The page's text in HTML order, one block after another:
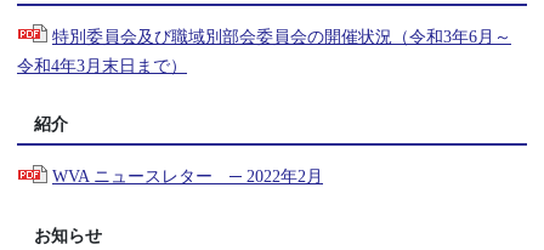
特別委員会及び職域別部会委員会の開催状況（令和3年6月～
令和4年3月末日まで）
紹介
WVA ニュースレター ─ 2022年2月
お知らせ